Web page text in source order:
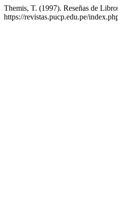
Themis, T. (1997). Reseñas de
https://revistas.pucp.edu.pe/